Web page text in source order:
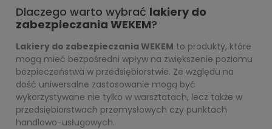
Dlaczego warto wybrać lakiery do
zabezpieczania WEKEM?
Lakiery do zabezpieczania WEKEM to produkty, które
mogą mieć bezpośredni wpływ na zwiększenie poziomu
bezpieczeństwa w przedsiębiorstwie. Ze względu na
dość uniwersalne zastosowanie mogą być
wykorzystywane nie tylko w warsztatach, lecz także w
przedsiębiorstwach przemysłowych czy punktach
handlowo-usługowych.